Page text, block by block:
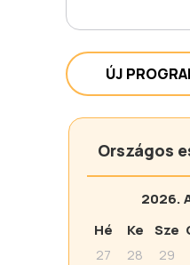
ÚJ
Országos
2026.
Hé
Ke Sze
27
28 29